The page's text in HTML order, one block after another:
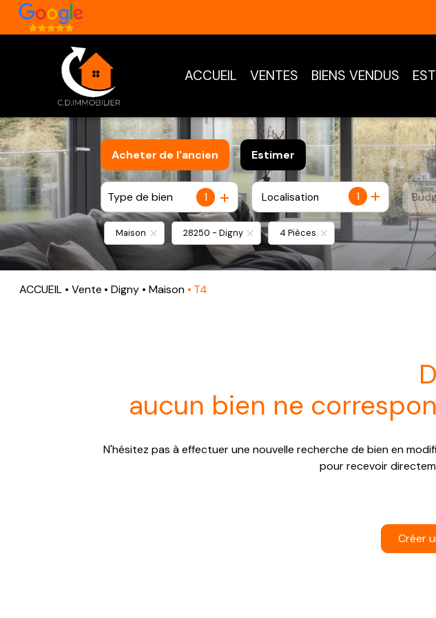
ACCUEIL VENTES BIENS VENDUS
Acheter de l'ancien
De l'ancien
Estimer
Type de bien 1 1
Localisation
Maison 28250 - Digny 4 Pièces
ACCUEIL Vente Digny Maison T4
aucun bien ne
N'hésitez pas à effectuer une nouvelle recherche de bien en
pour recevoir
Créer